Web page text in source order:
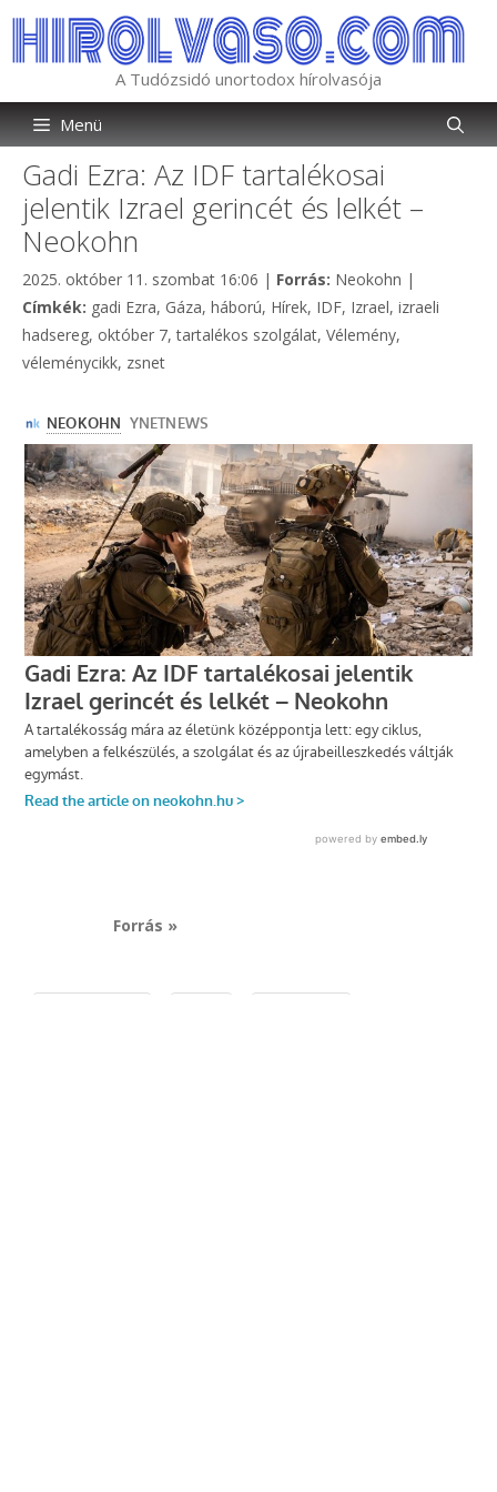
tartalomba
A Tudózsidó unortodox hírolvasója
Menü
Gadi Ezra: Az IDF tartalékosai
jelentik Izrael gerincét és lelkét –
Neokohn
2025. október 11. szombat 16:06 | Forrás: Kategória
Neokohn |
Címkék: Címkék
gadi Ezra, Gáza, háború, Hírek, IDF, Izrael, izraeli
hadsereg, október 7,tartalékos szolgálat, Vélemény,
véleménycikk, zsnet
Forrás »